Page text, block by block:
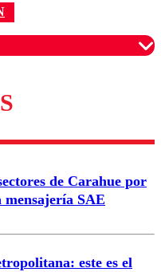
para garantizar un
de Carahue por
mensajería SAE
este es el